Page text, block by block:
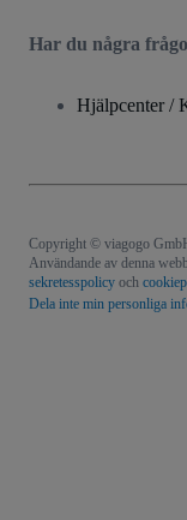
Har du några
Hjälpcenter /
Copyright © viagogo
Användande av denna
sekretesspolicy och
Dela inte min personliga